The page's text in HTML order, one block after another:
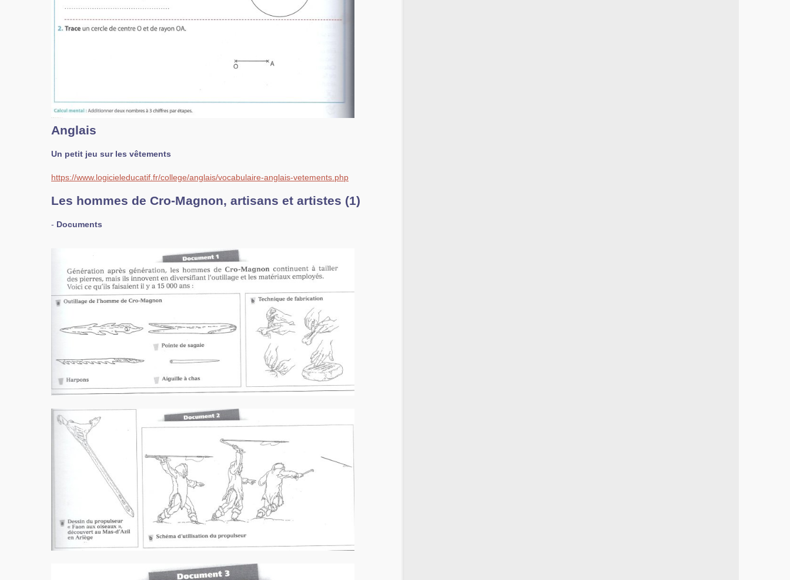
Anglais
Un petit jeu sur les vêtements
https://www.logicieleducatif.fr/college/anglais/vocabulaire-anglais-vetements.php
Les hommes de Cro-Magnon, artisans et artistes (1)
- Documents